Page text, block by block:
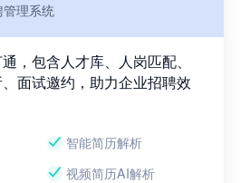
管理系统
，包含人才库、人岗匹配、
面试邀约，助力企业招聘效
智能简历解析
视频简历AI解析